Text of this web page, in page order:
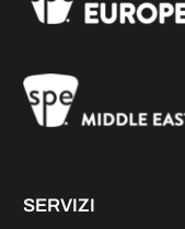
SERVIZI